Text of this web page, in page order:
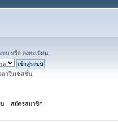
บบ หรือ ลงทะเบียน
ลาในเซสชั่น
บ สมัครสมาชิก